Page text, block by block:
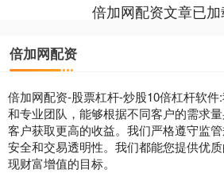
倍加网配资文章已
倍加网配资
倍加网配资-股票杠杆-炒股10倍杠杆软
和专业团队，能够根据不同客户的需求
客户获取更高的收益。我们严格遵守监
安全和交易透明性。我们都能您提供优
现财富增值的目标。